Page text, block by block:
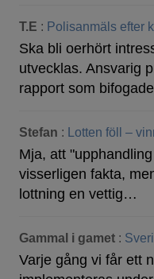
T.E : Polisanmäls efter
Ska bli oerhört
utvecklas. Ansvarig
rapport som
Stefan : Lotten föll –
Mja, att
visserligen fakta,
lottning en vettig…
Gammal i gamet :
Varje gång vi får ett